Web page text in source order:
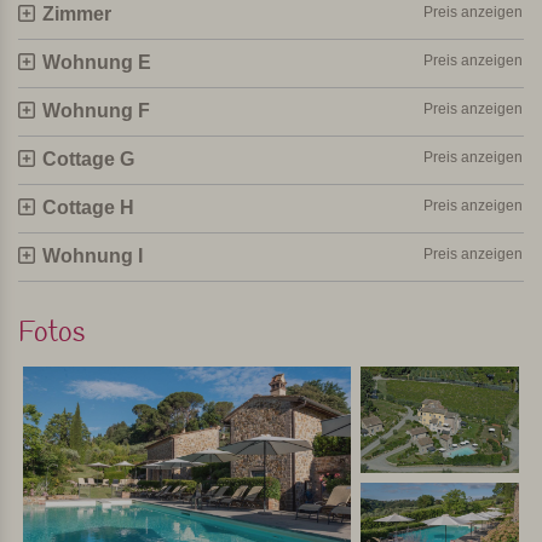
Aussicht auf San Gimignano. Sie werden hier von
den Besitzern sehr wärmstens empfangen und sind zu
einer Weinprobe herzlich willkommen. Die Unterkunft ist
schön ruhig und zentral in der Toskana gelegen.
Persönlich ausgewählt und besucht von Margot De Kruif – My Italy
Zimmer Preis anzeigen
Wohnung E Preis anzeigen
Wohnung F Preis anzeigen
Cottage G Preis anzeigen
Cottage H Preis anzeigen
Wohnung I Preis anzeigen
Fotos